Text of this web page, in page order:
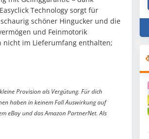
Technology sorgt für
schöner Hingucker und die
und Feinmotorik
nicht im Lieferumfang enthalten;
Provision als Vergütung. Für dich
haben in keinem Fall Auswirkung auf
eBay und das Amazon PartnerNet. Als